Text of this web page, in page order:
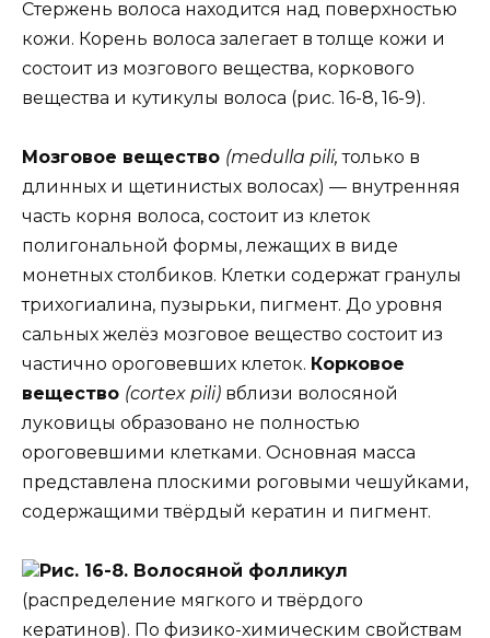
Стержень волоса находится над поверхностью
кожи. Корень волоса залегает в толще кожи и
состоит из мозгового вещества, коркового
вещества и кутикулы волоса (рис. 16-8, 16-9).
Мозговое вещество (medulla pili,только в
длинных и щетинистых волосах) — внутренняя
часть корня волоса, состоит из клеток
полигональной формы, лежащих в виде
монетных столбиков. Клетки содержат гранулы
трихогиалина, пузырьки, пигмент. До уровня
сальных желёз мозговое вещество состоит из
частично ороговевших клеток. Корковое
вещество (cortex pili) вблизи волосяной
луковицы образовано не полностью
ороговевшими клетками. Основная масса
представлена плоскими роговыми чешуйками,
содержащими твёрдый кератин и пигмент.
Рис. 16-8. Волосяной фолликул
(распределение мягкого и твёрдого
кератинов). По физико-химическим свойствам